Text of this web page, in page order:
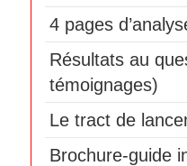
4 pages
Résultats au
témoignages)
Le tract de
Brochure-guide